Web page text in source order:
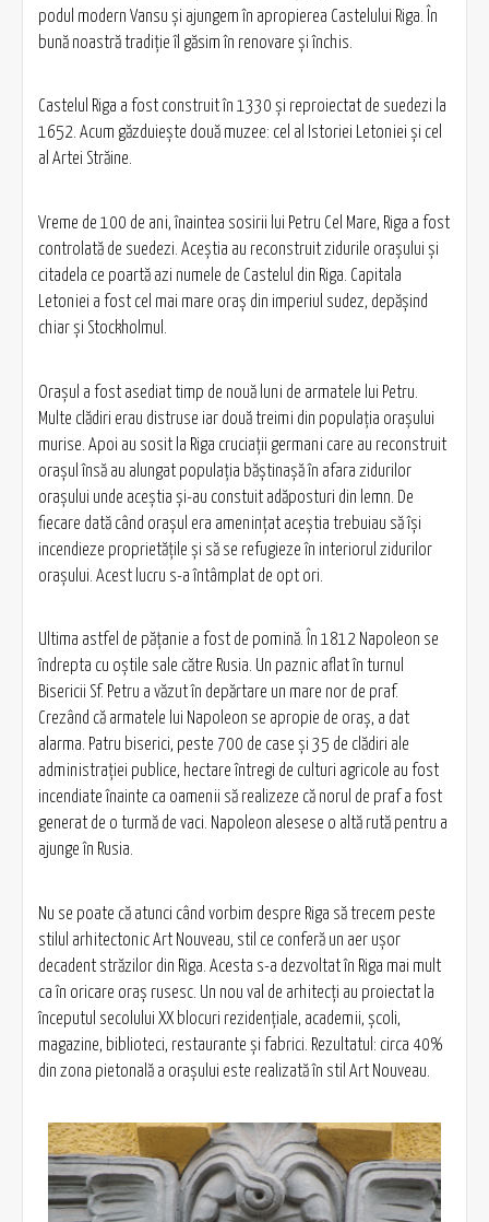
podul modern Vansu şi ajungem în apropierea Castelului Riga. În
bună noastră tradiţie îl găsim în renovare şi închis.
Castelul Riga a fost construit în 1330 şi reproiectat de suedezi la
1652. Acum găzduieşte două muzee: cel al Istoriei Letoniei şi cel
al Artei Străine.
Vreme de 100 de ani, înaintea sosirii lui Petru Cel Mare, Riga a fost
controlată de suedezi. Aceştia au reconstruit zidurile oraşului şi
citadela ce poartă azi numele de Castelul din Riga. Capitala
Letoniei a fost cel mai mare oraş din imperiul sudez, depăşind
chiar şi Stockholmul.
Oraşul a fost asediat timp de nouă luni de armatele lui Petru.
Multe clădiri erau distruse iar două treimi din populaţia oraşului
murise. Apoi au sosit la Riga cruciaţii germani care au reconstruit
oraşul însă au alungat populaţia băştinaşă în afara zidurilor
oraşului unde aceştia şi-au constuit adăposturi din lemn. De
fiecare dată când oraşul era ameninţat aceştia trebuiau să îşi
incendieze proprietăţile şi să se refugieze în interiorul zidurilor
oraşului. Acest lucru s-a întâmplat de opt ori.
Ultima astfel de păţanie a fost de pomină. În 1812 Napoleon se
îndrepta cu oștile sale către Rusia. Un paznic aflat în turnul
Bisericii Sf. Petru a văzut în depărtare un mare nor de praf.
Crezând că armatele lui Napoleon se apropie de oraş, a dat
alarma. Patru biserici, peste 700 de case şi 35 de clădiri ale
administraţiei publice, hectare întregi de culturi agricole au fost
incendiate înainte ca oamenii să realizeze că norul de praf a fost
generat de o turmă de vaci. Napoleon alesese o altă rută pentru a
ajunge în Rusia.
Nu se poate că atunci când vorbim despre Riga să trecem peste
stilul arhitectonic Art Nouveau, stil ce conferă un aer uşor
decadent străzilor din Riga. Acesta s-a dezvoltat în Riga mai mult
ca în oricare oraş rusesc. Un nou val de arhitecţi au proiectat la
începutul secolului XX blocuri rezidenţiale, academii, şcoli,
magazine, biblioteci, restaurante şi fabrici. Rezultatul: circa 40%
din zona pietonală a oraşului este realizată în stil Art Nouveau.